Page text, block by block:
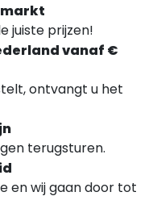
markt
juiste prijzen!
vanaf €
ontvangt u het
terugsturen.
en wij gaan door tot